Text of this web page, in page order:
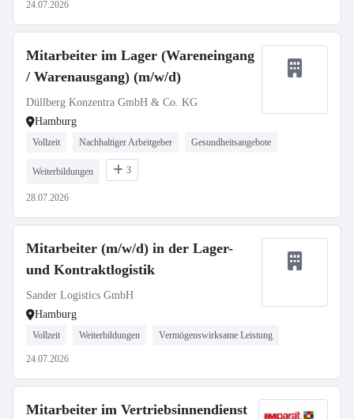
24.07.2026
Mitarbeiter im Lager (Wareneingang
/ Warenausgang) (m/w/d)
Düllberg Konzentra GmbH & Co. KG
Hamburg
Vollzeit Nachhaltiger Arbeitgeber Gesundheitsangebote
Weiterbildungen 3
28.07.2026
Mitarbeiter (m/w/d) in der Lager-
und Kontraktlogistik
Sander Logistics GmbH
Hamburg
Vollzeit Weiterbildungen Vermögenswirksame Leistung
24.07.2026
Mitarbeiter im Vertriebsinnendienst